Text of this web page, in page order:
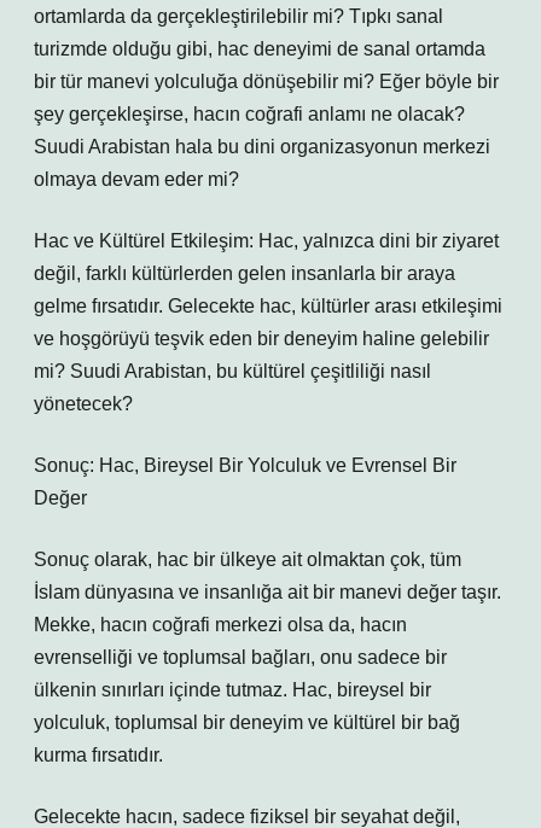
ortamlarda da gerçekleştirilebilir mi? Tıpkı sanal
turizmde olduğu gibi, hac deneyimi de sanal ortamda
bir tür manevi yolculuğa dönüşebilir mi? Eğer böyle bir
şey gerçekleşirse, hacın coğrafi anlamı ne olacak?
Suudi Arabistan hala bu dini organizasyonun merkezi
olmaya devam eder mi?
Hac ve Kültürel Etkileşim: Hac, yalnızca dini bir ziyaret
değil, farklı kültürlerden gelen insanlarla bir araya
gelme fırsatıdır. Gelecekte hac, kültürler arası etkileşimi
ve hoşgörüyü teşvik eden bir deneyim haline gelebilir
mi? Suudi Arabistan, bu kültürel çeşitliliği nasıl
yönetecek?
Sonuç: Hac, Bireysel Bir Yolculuk ve Evrensel Bir
Değer
Sonuç olarak, hac bir ülkeye ait olmaktan çok, tüm
İslam dünyasına ve insanlığa ait bir manevi değer taşır.
Mekke, hacın coğrafi merkezi olsa da, hacın
evrenselliği ve toplumsal bağları, onu sadece bir
ülkenin sınırları içinde tutmaz. Hac, bireysel bir
yolculuk, toplumsal bir deneyim ve kültürel bir bağ
kurma fırsatıdır.
Gelecekte hacın, sadece fiziksel bir seyahat değil,